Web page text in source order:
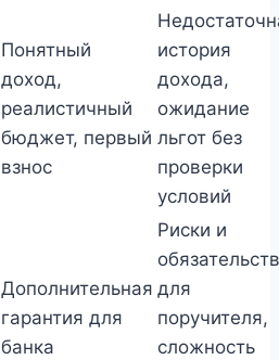
Понятный
доход,
реалистичный
бюджет, первый
взнос
история
дохода,
ожидание
льгот без
проверки
условий
Дополнительная
гарантия для
банка
Риски и
для
поручителя,
сложность